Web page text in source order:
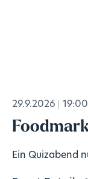
29.9.2026 19:00
Ein Quizabend